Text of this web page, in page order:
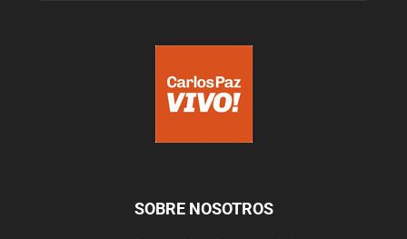
SOBRE NOSOTROS